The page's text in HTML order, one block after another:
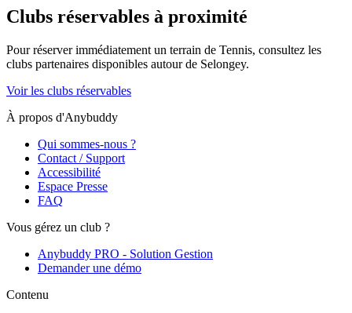
Clubs réservables à proximité
Pour réserver immédiatement un terrain de Tennis, consultez les
clubs partenaires disponibles autour de Selongey.
Voir les clubs réservables
À propos d'Anybuddy
Qui sommes-nous ?
Contact / Support
Accessibilité
Espace Presse
FAQ
Vous gérez un club ?
Anybuddy PRO - Solution Gestion
Demander une démo
Contenu